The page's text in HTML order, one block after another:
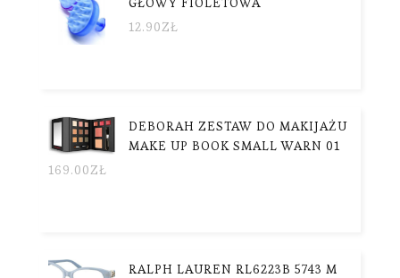
12.90ZŁ
DEBORAH ZESTAW DO MAKIJAŻU
MAKE UP BOOK SMALL WARN 01
169.00ZŁ
RALPH LAUREN RL6223B 5743 M